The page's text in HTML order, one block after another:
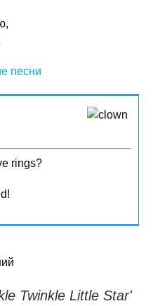
песни
rings?
Twinkle Little Star'